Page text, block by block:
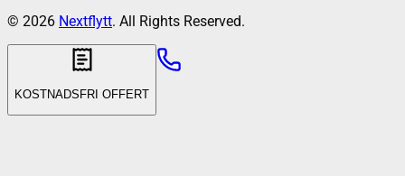
© 2026 Nextflytt. All Rights Reserved.
KOSTNADSFRI OFFERT